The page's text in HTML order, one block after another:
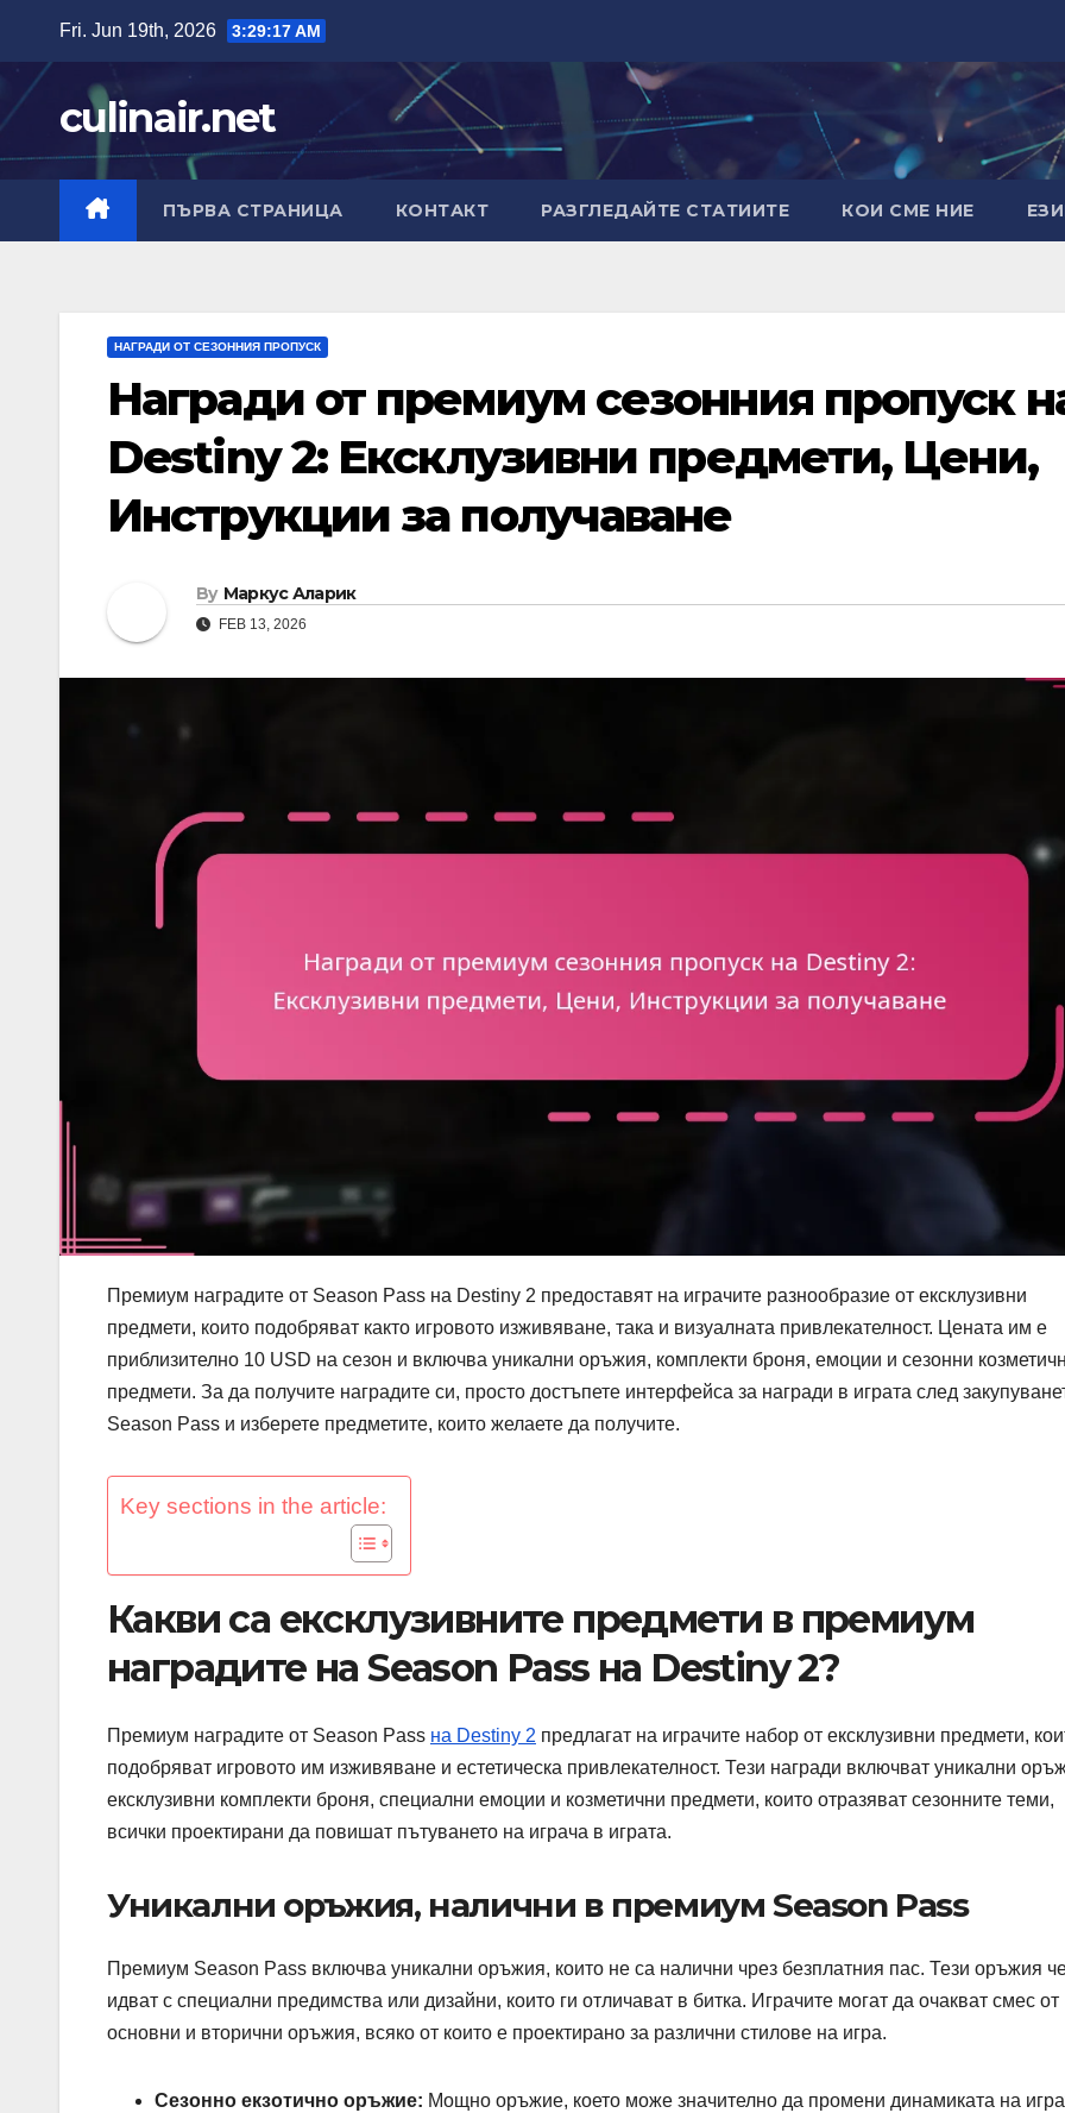
content
Fri. Jun 19th, 2026 3:29:18 AM
culinair.net
ПЪРВА СТРАНИЦА КОНТАКТ РАЗГЛЕДАЙТЕ СТАТИИТЕ КОИ СМЕ НИЕ
НАГРАДИ ОТ СЕЗОННИЯ ПРОПУСК
Награди от премиум сезонния пропуск
Destiny 2: Ексклузивни предмети, Цени,
Инструкции за получаване
By Маркус Аларик
FEB 13, 2026
Премиум наградите от Season Pass на Destiny 2 предоставят на играчите разнообразие от ексклузивни
предмети, които подобряват както игровото изживяване, така и визуалната привлекателност. Цената им е
приблизително 10 USD на сезон и включва уникални оръжия, комплекти броня, емоции и сезонни
предмети. За да получите наградите си, просто достъпете интерфейса за награди в играта след
Season Pass и изберете предметите, които желаете да получите.
Key sections in the article:
Какви са ексклузивните предмети в премиум
наградите на Season Pass на Destiny 2?
Премиум наградите от Season Pass на Destiny 2 предлагат на играчите набор от ексклузивни предмети,
подобряват игровото им изживяване и естетическа привлекателност. Тези награди включват уникални
ексклузивни комплекти броня, специални емоции и козметични предмети, които отразяват сезонните теми,
всички проектирани да повишат пътуването на играча в играта.
Уникални оръжия, налични в премиум Season Pass
Премиум Season Pass включва уникални оръжия, които не са налични чрез безплатния пас. Тези оръжия
идват с специални предимства или дизайни, които ги отличават в битка. Играчите могат да очакват смес от
основни и вторични оръжия, всяко от които е проектирано за различни стилове на игра.
Сезонно екзотично оръжие: Мощно оръжие, което може значително да промени динамиката на